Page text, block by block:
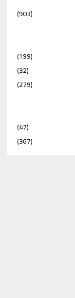
(903)
(199)
(32)
(279)
(47)
(367)